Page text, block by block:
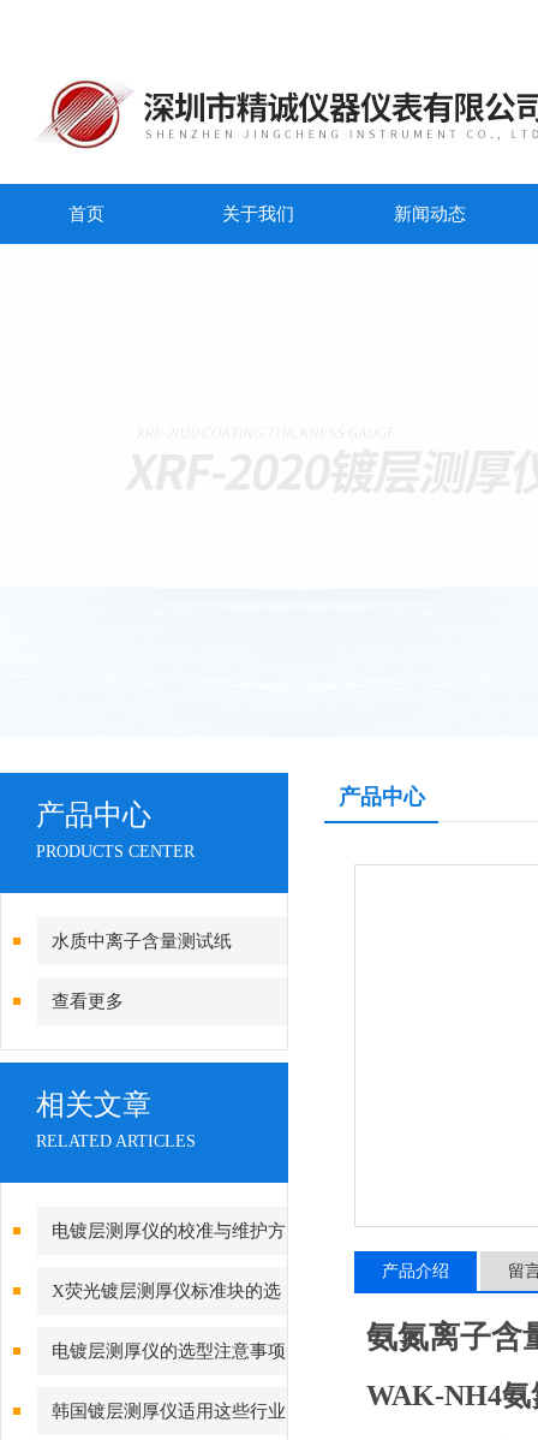
首页 关于我们 新闻动态
产品中心
PRODUCTS CENTER
水质中离子含量测试纸
查看更多
相关文章
RELATED ARTICLES
电镀层测厚仪的校准与维护方
X荧光镀层测厚仪标准块的选
择方法
电镀层测厚仪的选型注意事项
韩国镀层测厚仪适用这些行业
产品中心
产品介绍 留
氨氮离子含
WAK-NH4